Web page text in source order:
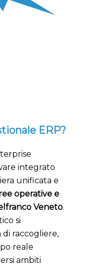
ERP?
integrato
unificata e
operative e
Veneto.
si
di raccogliere,
reale
ambiti